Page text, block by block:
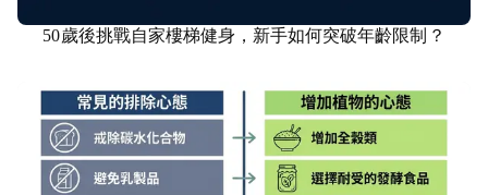
康健50歲後挑戰自家樓梯健身，新手如何突破年齡限制？